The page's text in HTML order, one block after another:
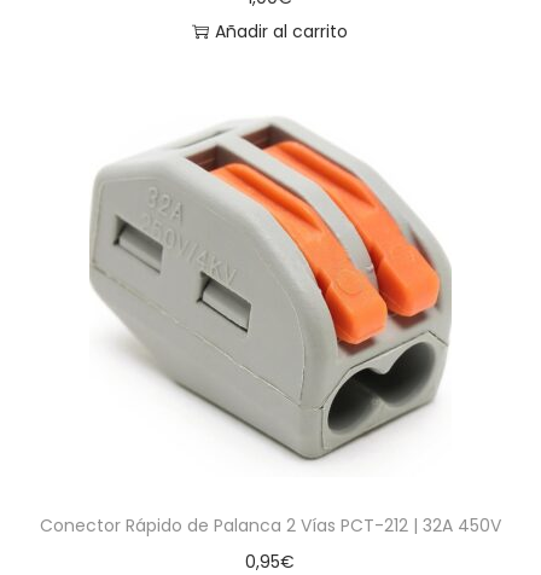
Añadir al carrito
Conector Rápido de Palanca 2 Vías PCT-212 | 32A 450V
0,95€